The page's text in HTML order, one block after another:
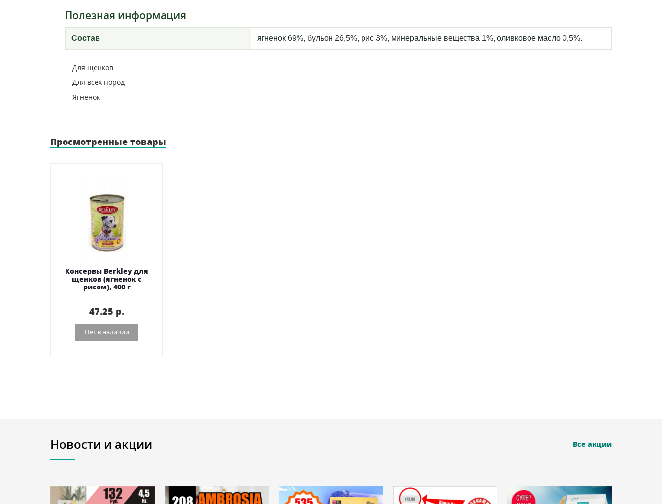
Полезная информация
Состав ягненок 69%, бульон 26,5%, рис 3%, минеральные вещества 1%, оливковое масло 0,5%.
Для щенков
Для всех пород
Ягненок
Просмотренные товары
Консервы Berkley для
щенков (ягненок с
рисом), 400 г
47.25 p.
Нет в наличии
Новости и акции Все акции